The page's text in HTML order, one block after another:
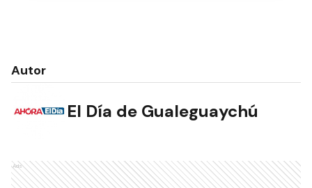
Autor
El Día de Gualeguaychú
Ads